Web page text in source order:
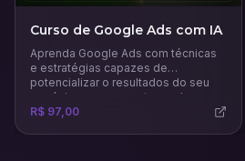
Curso de Google Ads com IA
Aprenda Google Ads com técnicas
e estratégias capazes de
potencializar o resultados do seu
negócio e a gerar mais vendas.
R$ 97,00